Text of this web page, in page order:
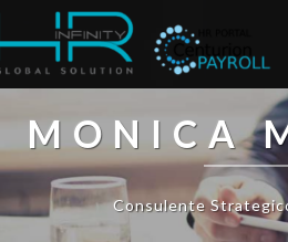
MONICA
Consulente